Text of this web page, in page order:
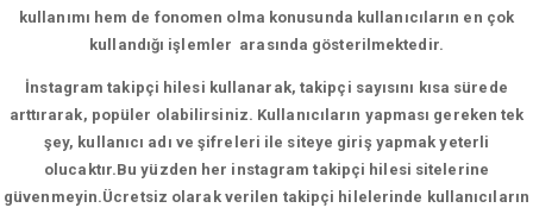
kullanımı hem de fonomen olma konusunda kullanıcıların en çok
kullandığı işlemler arasında gösterilmektedir.
İnstagram takipçi hilesi kullanarak, takipçi sayısını kısa sürede
arttırarak, popüler olabilirsiniz. Kullanıcıların yapması gereken tek
şey, kullanıcı adı ve şifreleri ile siteye giriş yapmak yeterli
olucaktır.Bu yüzden her instagram takipçi hilesi sitelerine
güvenmeyin.Ücretsiz olarak verilen takipçi hilelerinde kullanıcıların